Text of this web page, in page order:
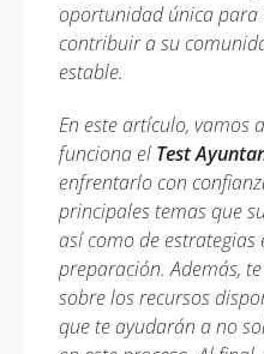
oportunidad única para
contribuir a su
estable.
En este artículo, vamos
funciona el Test
enfrentarlo con
principales temas que
así como de
preparación. Además,
sobre los recursos
que te ayudarán a no